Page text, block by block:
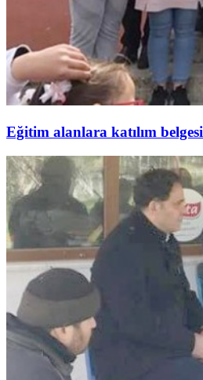
Eğitim alanlara katılım belgesi